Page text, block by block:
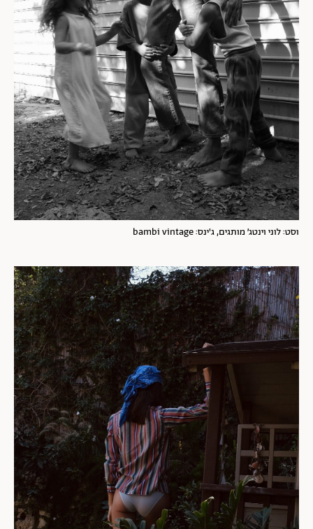
וסט: לוני וינטג׳ מותגים, ג'ינס: bambi vintage